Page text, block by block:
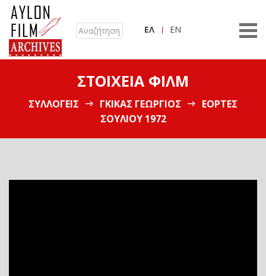
ΕΛ EN
ΣΤΟΙΧΕΊΑ ΦΙΛΜ
ΣΥΛΛΟΓΕΊΣ ΓΚΊΚΑΣ ΓΕΏΡΓΙΟΣ
ΕΟΡΤΈΣ
ΣΟΥΛΊΟΥ 1972